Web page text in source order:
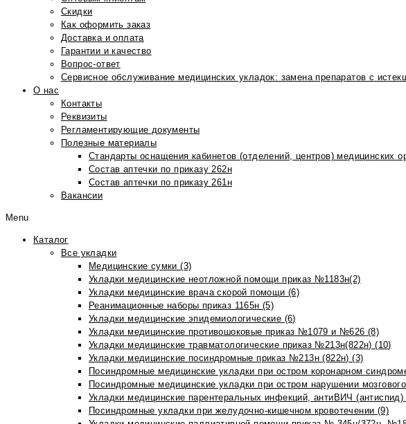
Скидки
Как оформить заказ
Доставка и оплата
Гарантии и качество
Вопрос-ответ
Сервисное обслуживание медицинских укладок: замена препаратов с
О нас
Контакты
Реквизиты
Регламентирующие документы
Полезные материалы
Стандарты оснащения кабинетов (отделений, центров) медицинских
Состав аптечки по приказу 262н
Состав аптечки по приказу 261н
Вакансии
Menu
Каталог
Все укладки
Медицинские сумки (3)
Укладки медицинские неотложной помощи приказ №1183н(2)
Укладки медицинские врача скорой помощи (6)
Реанимационные наборы приказ 1165н (5)
Укладки медицинские эпидемиологические (6)
Укладки медицинские противошоковые приказ №1079 и №626 (8)
Укладки медицинские травматологические приказ №213н(822н) (10)
Укладки медицинские посиндромные приказ №213н (822н) (3)
Посиндромные медицинские укладки при остром коронарном
Посиндромные медицинские укладки при остром нарушении
Укладки медицинские парентеральных инфекций, антиВИЧ
Посиндромные укладки при желудочно-кишечном кровотечении (9)